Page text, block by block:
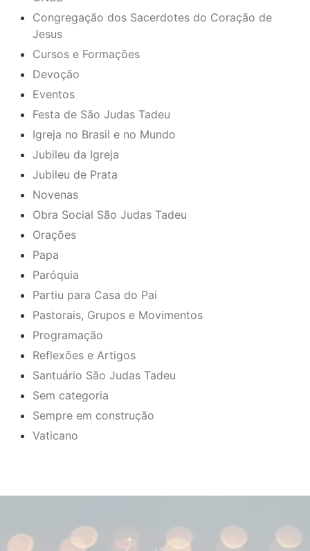
Congregação dos Sacerdotes do Coração de
Jesus
Cursos e Formações
Devoção
Eventos
Festa de São Judas Tadeu
Igreja no Brasil e no Mundo
Jubileu da Igreja
Jubileu de Prata
Novenas
Obra Social São Judas Tadeu
Orações
Papa
Paróquia
Partiu para Casa do Pai
Pastorais, Grupos e Movimentos
Programação
Reflexões e Artigos
Santuário São Judas Tadeu
Sem categoria
Sempre em construção
Vaticano